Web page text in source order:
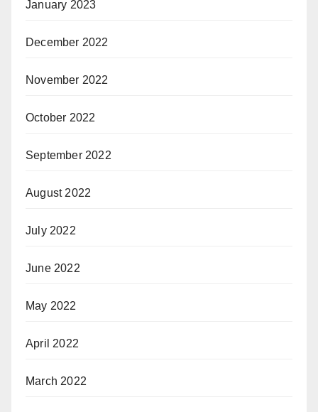
January 2023
December 2022
November 2022
October 2022
September 2022
August 2022
July 2022
June 2022
May 2022
April 2022
March 2022